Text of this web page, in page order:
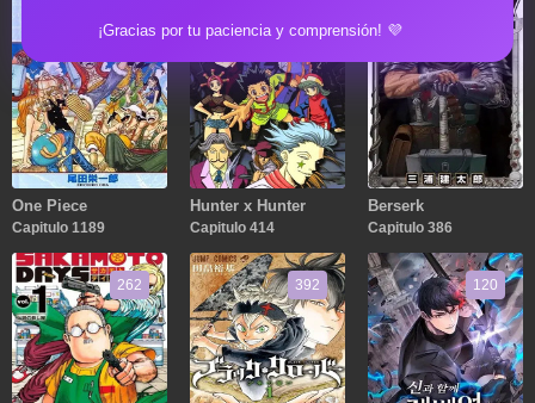
¡Gracias por tu paciencia y comprensión! 💜
One Piece
Capitulo 1189
Hunter x Hunter
Capitulo 414
Berserk
Capitulo 386
262 392 120